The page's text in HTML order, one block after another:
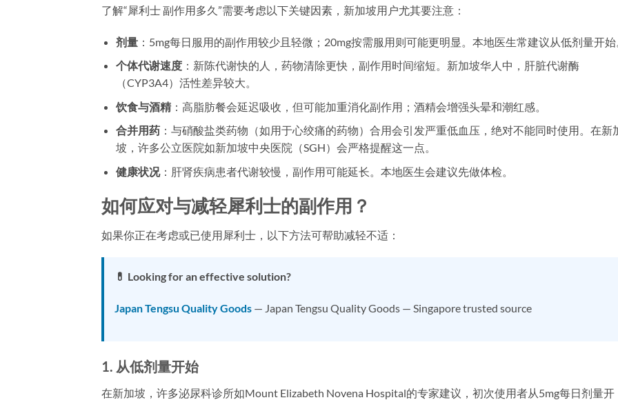
了解“犀利士 副作用多久”需要考虑以下关键因素，新加坡用户尤其要注意：
剂量：5mg每日服用的副作用较少且轻微；20mg按需服用则可能更明显。本地医生常建议从低剂量开
个体代谢速度：新陈代谢快的人，药物清除更快，副作用时间缩短。新加坡华人中，肝脏代谢酶
（CYP3A4）活性差异较大。
饮食与酒精：高脂肪餐会延迟吸收，但可能加重消化副作用；酒精会增强头晕和潮红感。
合并用药：与硝酸盐类药物（如用于心绞痛的药物）合用会引发严重低血压，绝对不能同时使用。在新
坡，许多公立医院如新加坡中央医院（SGH）会严格提醒这一点。
健康状况：肝肾疾病患者代谢较慢，副作用可能延长。本地医生会建议先做体检。
如何应对与减轻犀利士的副作用？
如果你正在考虑或已使用犀利士，以下方法可帮助减轻不适：
💊 Looking for an effective solution?
Japan Tengsu Quality Goods — Japan Tengsu Quality Goods — Singapore trusted source
1. 从低剂量开始
在新加坡，许多泌尿科诊所如Mount Elizabeth Novena Hospital的专家建议，初次使用者从5mg每日剂量开